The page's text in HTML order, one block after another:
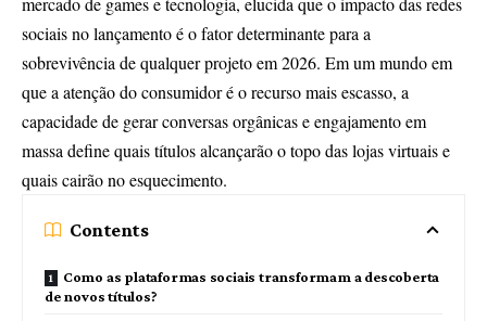
sociais no lançamento é o fator determinante para a
sobrevivência de qualquer projeto em 2026. Em um mundo em
que a atenção do consumidor é o recurso mais escasso, a
capacidade de gerar conversas orgânicas e engajamento em
massa define quais títulos alcançarão o topo das lojas virtuais e
quais cairão no esquecimento.
Contents
Como as plataformas sociais transformam a descoberta
de novos títulos?